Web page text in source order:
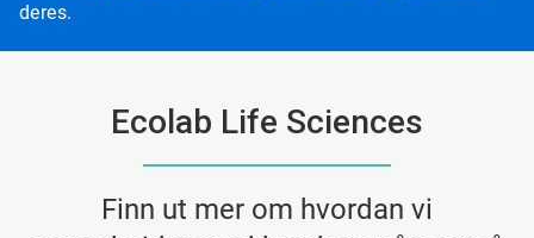
deres.
Ecolab Life Sciences
Finn ut mer om hvordan vi